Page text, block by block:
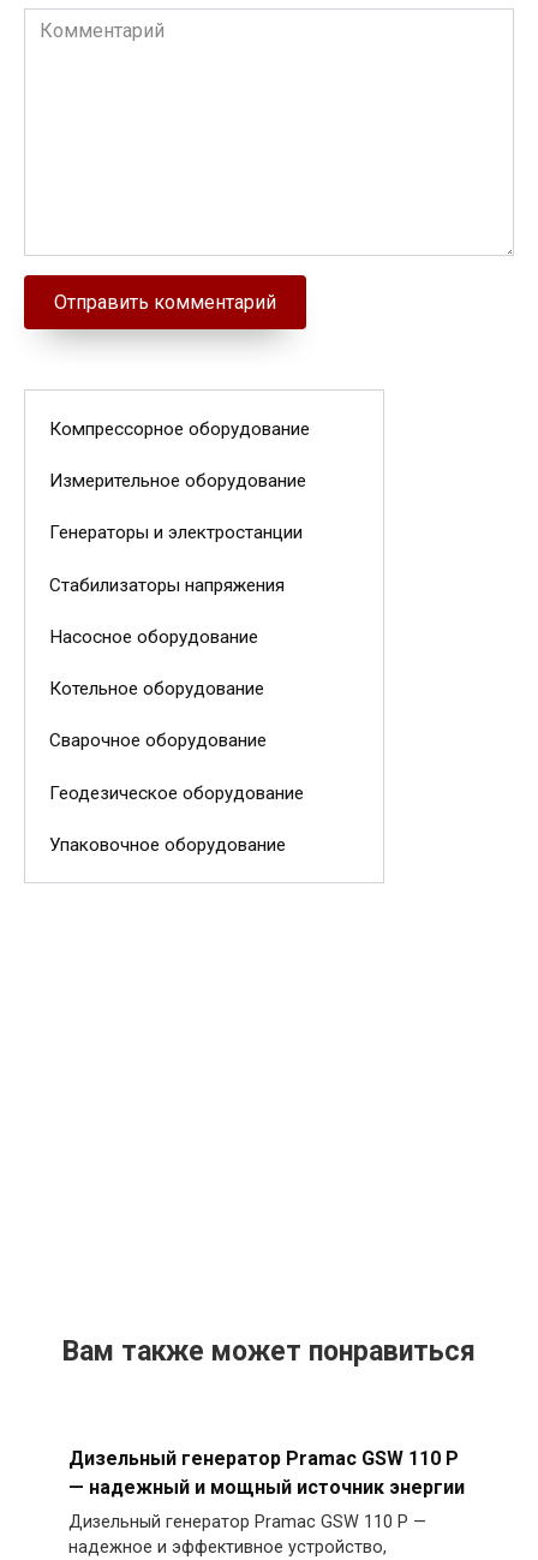
Комментарий
Компрессорное оборудование
Измерительное оборудование
Генераторы и электростанции
Стабилизаторы напряжения
Насосное оборудование
Котельное оборудование
Сварочное оборудование
Геодезическое оборудование
Упаковочное оборудование
Вам также может понравиться
Дизельный генератор Pramac GSW 110 P
— надежный и мощный источник энергии
Дизельный генератор Pramac GSW 110 P —
надежное и эффективное устройство,